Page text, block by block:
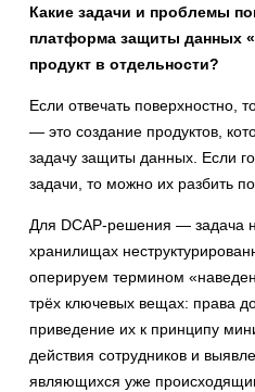
Какие задачи и проблемы
платформа защиты данных
продукт в отдельности?
Если отвечать поверхностно,
— это создание продуктов,
задачу защиты данных. Если
задачи, то можно их разбить
Для DCAP-решения — задача
хранилищах
оперируем термином
трёх ключевых вещах: права
приведение их к принципу
действия сотрудников и
являющихся уже